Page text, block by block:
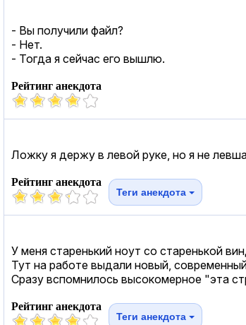
- Вы получили файл?
- Нет.
- Тогда я сейчас его вышлю.
Рейтинг анекдота
Ложку я держу в левой руке, но я не
Рейтинг анекдота
Теги анекдота
У меня старенький ноут со старенькой
Тут на работе выдали новый,
Сразу вспомнилось высокомерное "эта
Рейтинг анекдота
Теги анекдота